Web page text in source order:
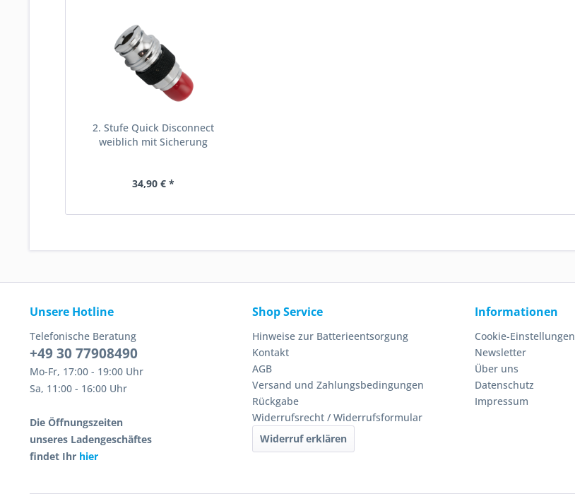
2. Stufe Quick Disconnect
weiblich mit Sicherung
34,90 € *
Unsere Hotline
Telefonische Beratung
+49 30 77908490
Mo-Fr, 17:00 - 19:00 Uhr
Sa, 11:00 - 16:00 Uhr
Die Öffnungszeiten
unseres Ladengeschäftes
findet Ihr hier
Shop Service
Hinweise zur Batterieentsorgung
Kontakt
AGB
Versand und Zahlungsbedingungen
Rückgabe
Widerrufsrecht / Widerrufsformular
Widerruf erklären
Informationen
Cookie-Einstellungen
Newsletter
Über uns
Datenschutz
Impressum